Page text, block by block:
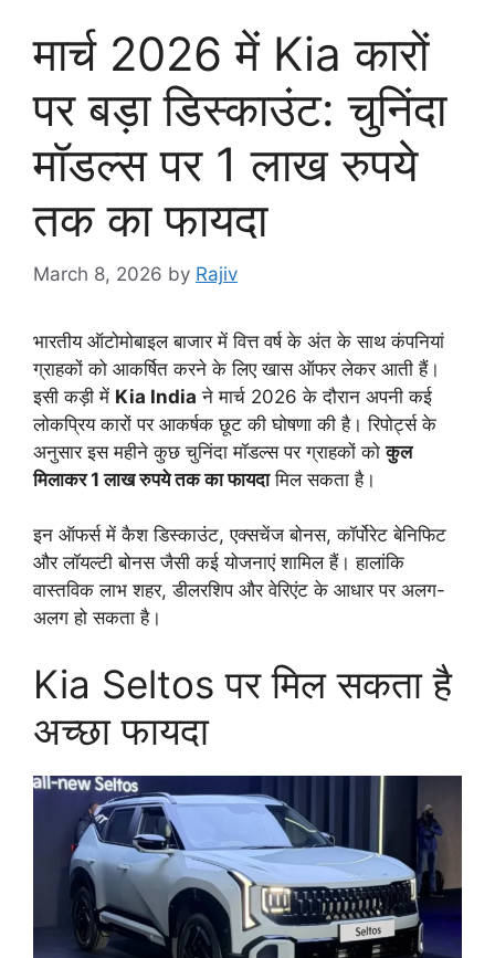
मार्च 2026 में Kia कारों
पर बड़ा डिस्काउंट: चुनिंदा
मॉडल्स पर 1 लाख रुपये
तक का फायदा
March 8, 2026 by Rajiv
भारतीय ऑटोमोबाइल बाजार में वित्त वर्ष के अंत के साथ कंपनियां
ग्राहकों को आकर्षित करने के लिए खास ऑफर लेकर आती हैं।
इसी कड़ी में Kia India ने मार्च 2026 के दौरान अपनी कई
लोकप्रिय कारों पर आकर्षक छूट की घोषणा की है। रिपोर्ट्स के
अनुसार इस महीने कुछ चुनिंदा मॉडल्स पर ग्राहकों कोकुल
मिलाकर 1 लाख रुपये तक का फायदामिल सकता है।
इन ऑफर्स में कैश डिस्काउंट, एक्सचेंज बोनस, कॉर्पोरेट बेनिफिट
और लॉयल्टी बोनस जैसी कई योजनाएं शामिल हैं। हालांकि
वास्तविक लाभ शहर, डीलरशिप और वेरिएंट के आधार पर अलग-
अलग हो सकता है।
Kia Seltos पर मिल सकता है
अच्छा फायदा